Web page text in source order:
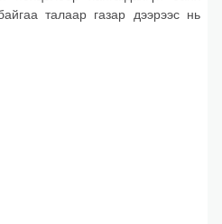
талаар газар дээрээс нь